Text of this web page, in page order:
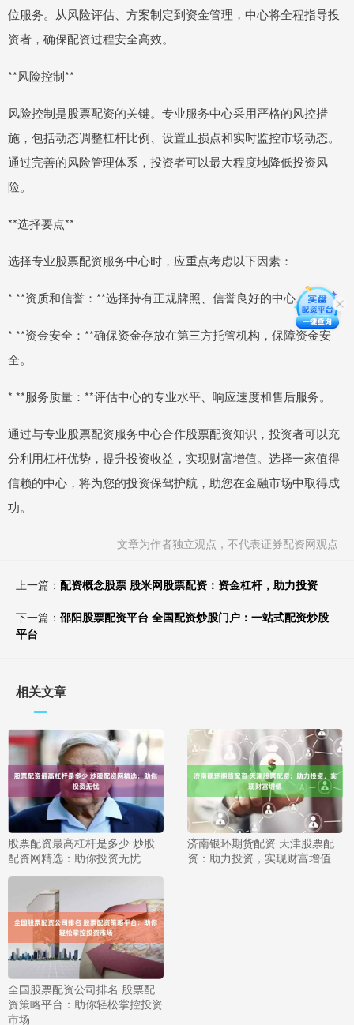
位服务。从风险评估、方案制定到资金管理，中心将全程指导投
资者，确保配资过程安全高效。
**风险控制**
风险控制是股票配资的关键。专业服务中心采用严格的风控措
施，包括动态调整杠杆比例、设置止损点和实时监控市场动态。
通过完善的风险管理体系，投资者可以最大程度地降低投资风
险。
**选择要点**
选择专业股票配资服务中心时，应重点考虑以下因素：
* **资质和信誉：**选择持有正规牌照、信誉良好的中心。
* **资金安全：**确保资金存放在第三方托管机构，保障资金安
全。
* **服务质量：**评估中心的专业水平、响应速度和售后服务。
通过与专业股票配资服务中心合作股票配资知识，投资者可以充
分利用杠杆优势，提升投资收益，实现财富增值。选择一家值得
信赖的中心，将为您的投资保驾护航，助您在金融市场中取得成
功。
文章为作者独立观点，不代表证券配资网观点
上一篇： 配资概念股票 股米网股票配资：资金杠杆，助力投资
下一篇： 邵阳股票配资平台 全国配资炒股门户：一站式配资炒股
平台
相关文章
股票配资最高杠杆是多少 炒股
配资网精选：助你投资无忧
济南银环期货配资 天津股票配
资：助力投资，实现财富增值
全国股票配资公司排名 股票配
资策略平台：助你轻松掌控投资
市场